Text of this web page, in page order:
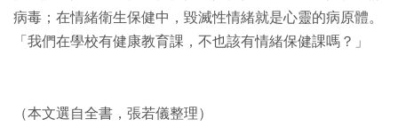
病毒；在情緒衛生保健中，毀滅性情緒就是心靈的病原體。
「我們在學校有健康教育課，不也該有情緒保健課嗎？」
（本文選自全書，張若儀整理）